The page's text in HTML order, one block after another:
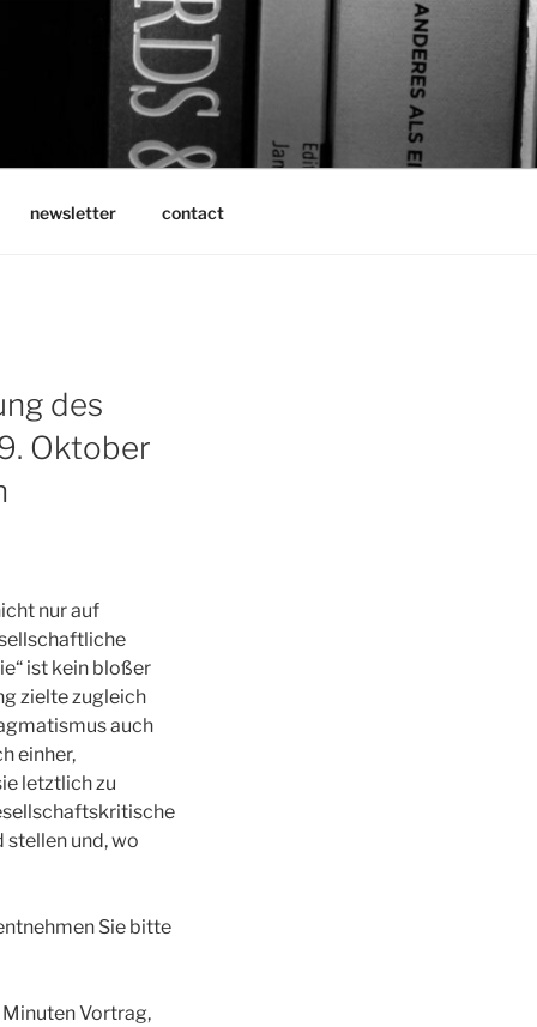
newsletter contact
des
Oktober
nur auf
ist kein bloßer
zielte zugleich
auch
einher,
letztlich zu
und, wo
Sie bitte
Vortrag,